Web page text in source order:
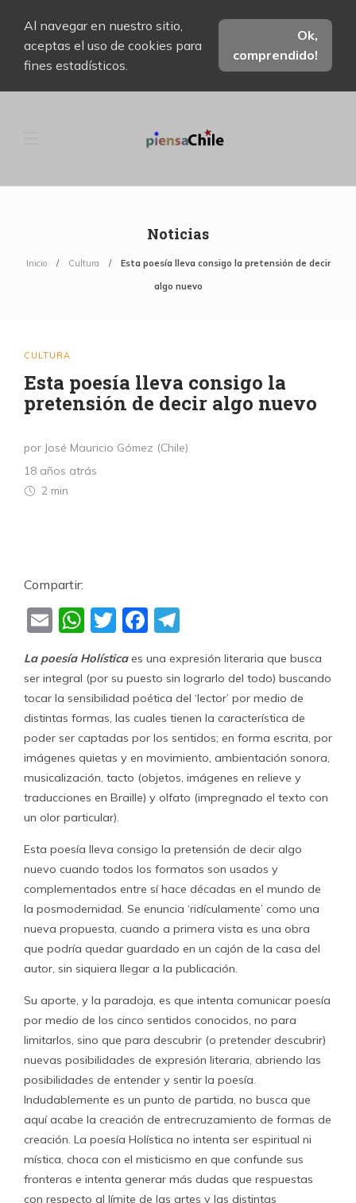
Al navegar en nuestro sitio,
aceptas el uso de cookies para
fines estadísticos.
Ok,
comprendido!
Noticias
Inicio Cultura Esta poesía lleva consigo la pretensión de decir
algo nuevo
CULTURA
Esta poesía lleva consigo la
pretensión de decir algo nuevo
por José Mauricio Gómez (Chile)
18 años atrás
2 min
Compartir:
EmailWhatsApp
TwitterFacebook
La poesía Holísticaes una expresión literaria que busca
ser integral (por su puesto sin lograrlo del todo) buscando
tocar la sensibilidad poética del ‘lector’ por medio de
distintas formas, las cuales tienen la característica de
poder ser captadas por los sentidos; en forma escrita, por
imágenes quietas y en movimiento, ambientación sonora,
musicalización, tacto (objetos, imágenes en relieve y
traducciones en Braille) y olfato (impregnado el texto con
un olor particular).
Esta poesía lleva consigo la pretensión de decir algo
nuevo cuando todos los formatos son usados y
complementados entre sí hace décadas en el mundo de
la posmodernidad. Se enuncia ‘ridículamente’ como una
nueva propuesta, cuando a primera vista es una obra
que podría quedar guardado en un cajón de la casa del
autor, sin siquiera llegar a la publicación.
Su aporte, y la paradoja, es que intenta comunicar poesía
por medio de los cinco sentidos conocidos, no para
limitarlos, sino que para descubrir (o pretender descubrir)
nuevas posibilidades de expresión literaria, abriendo las
posibilidades de entender y sentir la poesía.
Indudablemente es un punto de partida, no busca que
aquí acabe la creación de entrecruzamiento de formas de
creación. La poesía Holística no intenta ser espiritual ni
mística, choca con el misticismo en que confunde sus
fronteras e intenta generar más dudas que respuestas
con respecto al límite de las artes y las distintas